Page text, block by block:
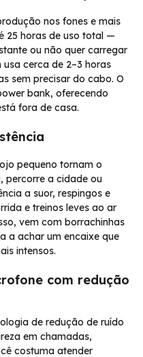
nos fones e mais
25 horas de uso total —
ou não quer carregar
cerca de 2–3 horas
sem precisar do cabo. O
bank, oferecendo
fora de casa.
pequeno tornam o
percorre a cidade ou
a suor, respingos e
e treinos leves ao ar
vem com borrachinhas
a achar um encaixe que
intensos.
com redução
de redução de ruído
em chamadas,
costuma atender